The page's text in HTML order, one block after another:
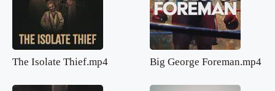
The Isolate Thief.mp4 Big George Foreman.mp4